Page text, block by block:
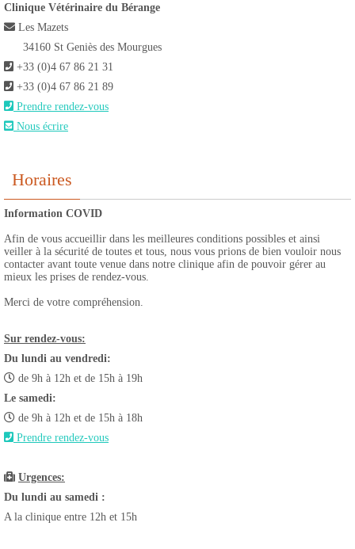
Clinique Vétérinaire du Bérange
Les Mazets
34160 St Geniès des Mourgues
+33 (0)4 67 86 21 31
+33 (0)4 67 86 21 89
Prendre rendez-vous
Nous écrire
Horaires
Information COVID
Afin de vous accueillir dans les meilleures conditions possibles et ainsi
veiller à la sécurité de toutes et tous, nous vous prions de bien vouloir nous
contacter avant toute venue dans notre clinique afin de pouvoir gérer au
mieux les prises de rendez-vous.
Merci de votre compréhension.
Sur rendez-vous:
Du lundi au vendredi:
de 9h à 12h et de 15h à 19h
Le samedi:
de 9h à 12h et de 15h à 18h
Prendre rendez-vous
Urgences:
Du lundi au samedi :
A la clinique entre 12h et 15h